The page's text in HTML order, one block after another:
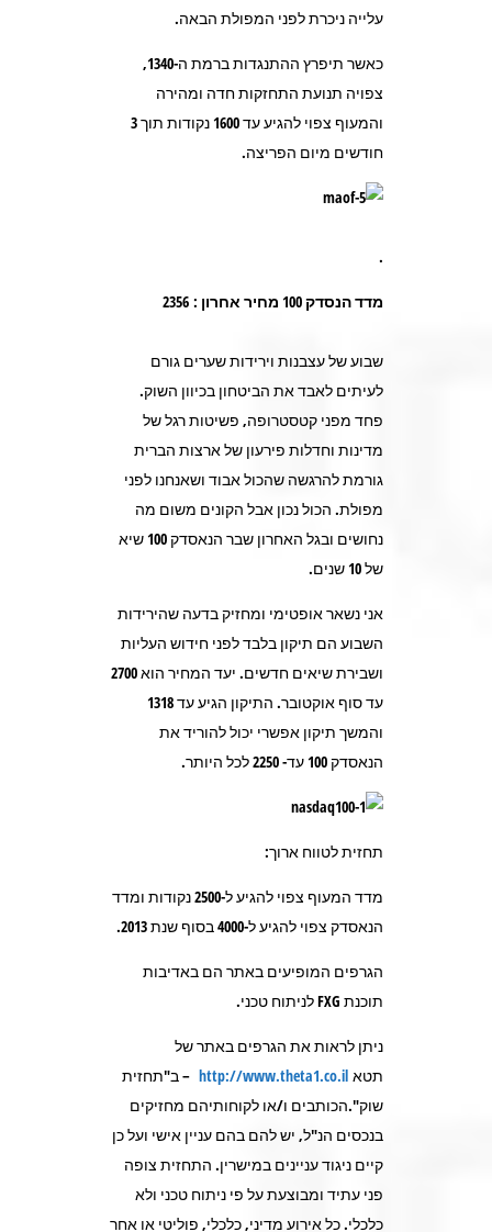
עלייה ניכרת לפני המפולת הבאה.
כאשר תיפרץ ההתנגדות ברמת ה-1340,
צפויה תנועת התחזקות חדה ומהירה
והמעוף צפוי להגיע עד 1600 נקודות תוך 3
חודשים מיום הפריצה.
.
מדד הנסדק 100 מחיר אחרון : 2356
שבוע של עצבנות וירידות שערים גורם
לעיתים לאבד את הביטחון בכיוון השוק.
פחד מפני קטסטרופה, פשיטות רגל של
מדינות וחדלות פירעון של ארצות הברית
גורמת להרגשה שהכול אבוד ושאנחנו לפני
מפולת. הכול נכון אבל הקונים משום מה
נחושים ובגל האחרון שבר הנאסדק 100 שיא
של 10 שנים.
אני נשאר אופטימי ומחזיק בדעה שהירידות
השבוע הם תיקון בלבד לפני חידוש העליות
ושבירת שיאים חדשים. יעד המחיר הוא 2700
עד סוף אוקטובר. התיקון הגיע עד 1318
והמשך תיקון אפשרי יכול להוריד את
הנאסדק 100 עד- 2250 לכל היותר.
תחזית לטווח ארוך:
מדד המעוף צפוי להגיע ל-2500 נקודות ומדד
הנאסדק צפוי להגיע ל-4000 בסוף שנת 2013.
הגרפים המופיעים באתר הם באדיבות
תוכנת FXG לניתוח טכני.
ניתן לראות את הגרפים באתר של
תטא http://www.theta1.co.il – ב"תחזית
שוק".הכותבים ו/או לקוחותיהם מחזיקים
בנכסים הנ"ל, יש להם בהם עניין אישי ועל כן
קיים ניגוד עניינים במישרין. התחזית צופה
פני עתיד ומבוצעת על פי ניתוח טכני ולא
כלכלי. כל אירוע מדיני, כלכלי, פוליטי או אחר